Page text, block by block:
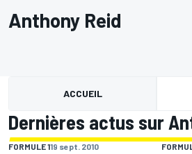
Anthony Reid
ACCUEIL
Dernières actus sur
FORMULE 119 sept. 2010